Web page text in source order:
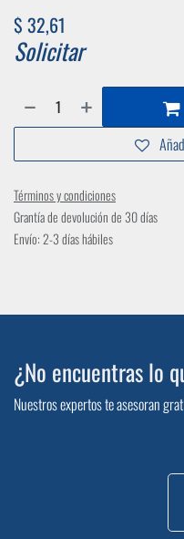
$ 32,61
Solicitar
Términos y condiciones
Grantía de devolución de 30 días
Envío: 2-3 días hábiles
¿No encuentras lo
Nuestros expertos te asesoran